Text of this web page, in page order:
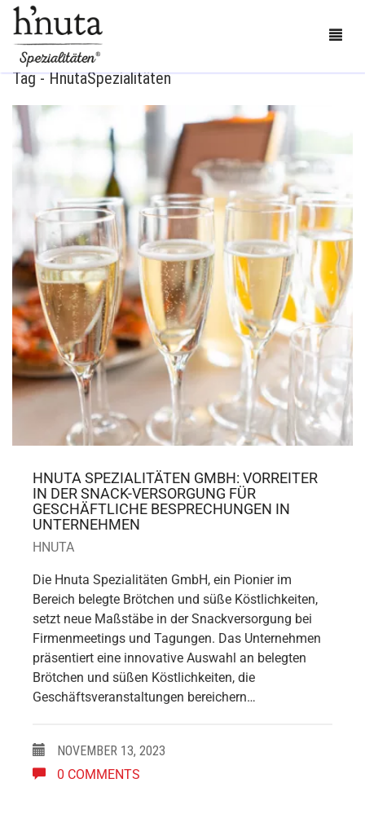
BESTELLEN
KONTAKT
ÜBER UNS
MEIN KONTO
CART
Tag - HnutaSpezialitäten
HNUTA SPEZIALITÄTEN GMBH: VORREITER
IN DER SNACK-VERSORGUNG FÜR
GESCHÄFTLICHE BESPRECHUNGEN IN
UNTERNEHMEN
HNUTA
Die Hnuta Spezialitäten GmbH, ein Pionier im
Bereich belegte Brötchen und süße Köstlichkeiten,
setzt neue Maßstäbe in der Snackversorgung bei
Firmenmeetings und Tagungen. Das Unternehmen
präsentiert eine innovative Auswahl an belegten
Brötchen und süßen Köstlichkeiten, die
Geschäftsveranstaltungen bereichern…
NOVEMBER 13, 2023
0 COMMENTS